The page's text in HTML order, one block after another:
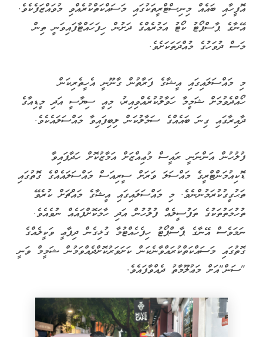
އޮފީހާއި ބައެއް މިނިސްޓްރީތަކުގައި މަސައްކަތްކުރެއްވި މުވައްޒަފެކެވެ.
އޭނާގެ ޕާސްޕޯޓު ކޯޓު އަމުރެއްގެ ދަށުން ހިފަހައްޓާފައިވަނީ ތިން
މަސް ދުވަހުގެ މުއްދަތަކަށެވެ.
މި މައްސަލައިގައި އީޝާގެ ފަރާތުން ގާނޫނީ އެހީތެރިކަން
ހޯއްދެވުމަށް ޝަމީމާ ހަވާލުކުރެއްވިއިރު، މިއީ ސިޔާސީ އަދި މީޑިއާގެ
ދާއިރާގައި ގިނަ ބައެއްގެ ސަމާލުކަން ލިބިފައިވާ މައްސަލައެކެވެ.
ފުލުހުން އަންނަނީ ރައީސް މުޢިއްޒަށް އަމާޒުކޮށް ހަދާފައިވާ
ޑޮކިއުމަންޓްރީގެ މައްސަލަ ވަރަށް ސީރިއަސް މައްސަލައެއްގެ ގޮތުގައި
ތަޙުގީގުކުރަމުންނެވެ. މި މައްސަލައިގައި އީޝާގެ މައްޗަށް ކުރެވޭ
ތުހުމަތުތަކުގެ ތަފުސީލެއް ފުލުހުން އަދި ހާމަކޮށްފައެއް ނުވެއެވެ.
ނަމަވެސް އޭނާގެ ޕާސްޕޯޓު ހިފެހެއްޓުމާ ގުޅިގެން ދިފާޢީ ވަކީލެއްގެ
ގޮތުގައި މަސައްކަތްކުރައްވާނެކަން ކަށަވަރުކޮށްދެއްވަމުން ޝަމީމް ވަނީ
"ސަން"އަށް މަޢުލޫމާތު ދެއްވާފައެވެ.